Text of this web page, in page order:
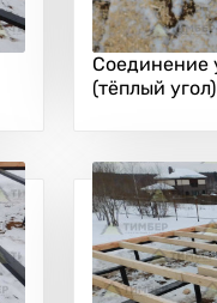
Соединение
(тёплый угол)